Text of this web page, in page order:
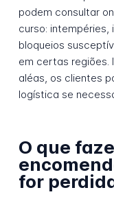
podem consultar
curso: intempéries,
bloqueios
em certas regiões.
aléas, os clientes
logística se
O que
for